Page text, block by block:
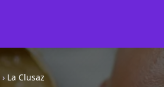
› La Clusaz